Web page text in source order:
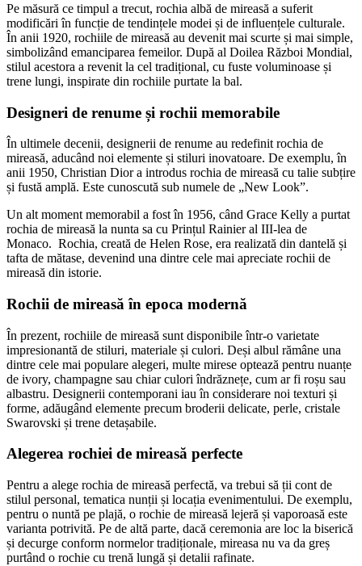
Pe măsură ce timpul a trecut, rochia albă de mireasă a suferit
modificări în funcție de tendințele modei și de influențele culturale.
În anii 1920, rochiile de mireasă au devenit mai scurte și mai simple,
simbolizând emanciparea femeilor. După al Doilea Război Mondial,
stilul acestora a revenit la cel tradițional, cu fuste voluminoase și
trene lungi, inspirate din rochiile purtate la bal.
Designeri de renume și rochii memorabile
În ultimele decenii, designerii de renume au redefinit rochia de
mireasă, aducând noi elemente și stiluri inovatoare. De exemplu, în
anii 1950, Christian Dior a introdus rochia de mireasă cu talie subțire
și fustă amplă. Este cunoscută sub numele de „New Look”.
Un alt moment memorabil a fost în 1956, când Grace Kelly a purtat
rochia de mireasă la nunta sa cu Prințul Rainier al III-lea de
Monaco. Rochia, creată de Helen Rose, era realizată din dantelă și
tafta de mătase, devenind una dintre cele mai apreciate rochii de
mireasă din istorie.
Rochii de mireasă în epoca modernă
În prezent, rochiile de mireasă sunt disponibile într-o varietate
impresionantă de stiluri, materiale și culori. Deși albul rămâne una
dintre cele mai populare alegeri, multe mirese optează pentru nuanțe
de ivory, champagne sau chiar culori îndrăznețe, cum ar fi roșu sau
albastru. Designerii contemporani iau în considerare noi texturi și
forme, adăugând elemente precum broderii delicate, perle, cristale
Swarovski și trene detașabile.
Alegerea rochiei de mireasă perfecte
Pentru a alege rochia de mireasă perfectă, va trebui să ții cont de
stilul personal, tematica nunții și locația evenimentului. De exemplu,
pentru o nuntă pe plajă, o rochie de mireasă lejeră și vaporoasă este
varianta potrivită. Pe de altă parte, dacă ceremonia are loc la biserică
și decurge conform normelor tradiționale, mireasa nu va da greș
purtând o rochie cu trenă lungă și detalii rafinate.